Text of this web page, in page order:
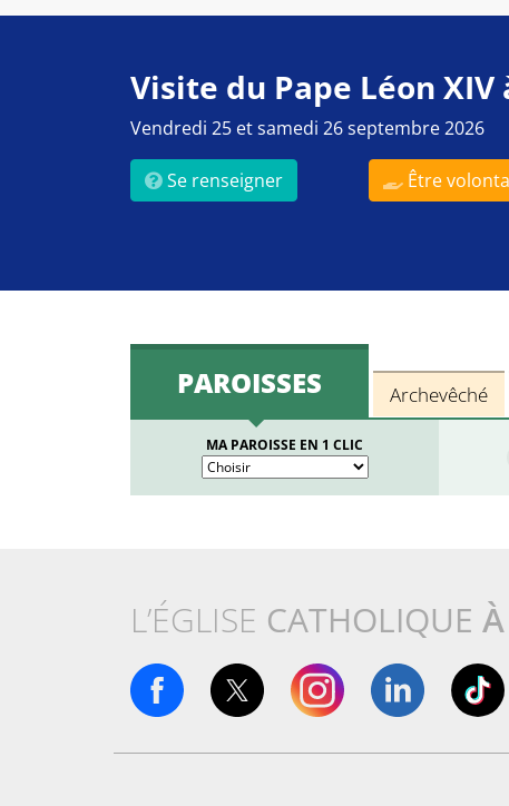
Visite du Pape Léon XIV
Vendredi 25 et samedi 26 septembre 2026
Se renseigner Être
PAROISSES Archevêché
MA PAROISSE EN 1 CLIC
L’ÉGLISE CATHOLIQUE